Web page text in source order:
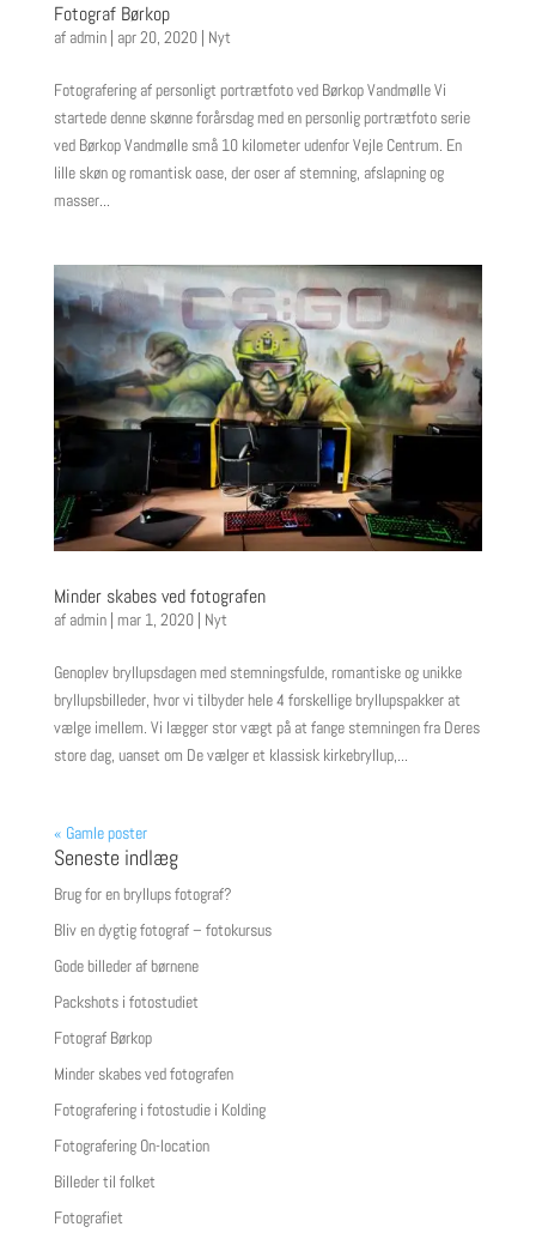
Fotograf Børkop
af admin| apr 20, 2020| Nyt
Fotografering af personligt portrætfoto ved Børkop Vandmølle Vi
startede denne skønne forårsdag med en personlig portrætfoto serie
ved Børkop Vandmølle små 10 kilometer udenfor Vejle Centrum. En
lille skøn og romantisk oase, der oser af stemning, afslapning og
masser...
Minder skabes ved fotografen
af admin| mar 1, 2020| Nyt
Genoplev bryllupsdagen med stemningsfulde, romantiske og unikke
bryllupsbilleder, hvor vi tilbyder hele 4 forskellige bryllupspakker at
vælge imellem. Vi lægger stor vægt på at fange stemningen fra Deres
store dag, uanset om De vælger et klassisk kirkebryllup,...
« Gamle poster
Seneste indlæg
Brug for en bryllups fotograf?
Bliv en dygtig fotograf – fotokursus
Gode billeder af børnene
Packshots i fotostudiet
Fotograf Børkop
Minder skabes ved fotografen
Fotografering i fotostudie i Kolding
Fotografering On-location
Billeder til folket
Fotografiet